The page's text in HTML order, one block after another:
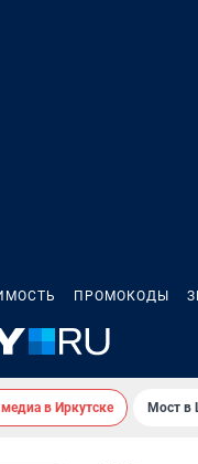
ПРОМОКОДЫ
в Иркутске Мост в